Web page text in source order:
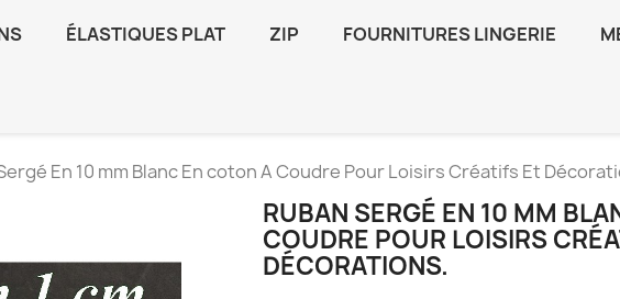
ÉLASTIQUES PLAT ZIP FOURNITURES LINGERIE
En 10 mm Blanc En coton A Coudre Pour Loisirs Créatifs Et
RUBAN SERGÉ EN 10 MM
COUDRE POUR LOISIRS
DÉCORATIONS.